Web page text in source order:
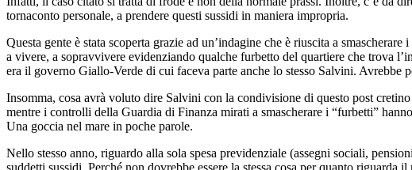
tornaconto personale, a prendere questi sussidi in maniera impropria.
Questa gente è stata scoperta grazie ad un’indagine che è riuscita a
a vivere, a sopravvivere evidenziando qualche furbetto del quartiere che trova
era il governo Giallo-Verde di cui faceva parte anche lo stesso Salvini. Avrebbe
Insomma, cosa avrà voluto dire Salvini con la condivisione di questo post
mentre i controlli della Guardia di Finanza mirati a smascherare i “furbetti”
Una goccia nel mare in poche parole.
Nello stesso anno, riguardo alla sola spesa previdenziale (assegni sociali,
suddetti sussidi. Perché non dovrebbe essere la stessa cosa per quanto riguarda